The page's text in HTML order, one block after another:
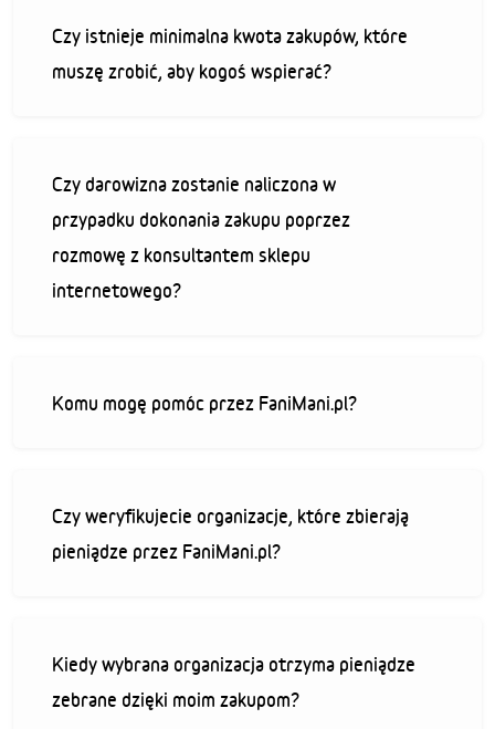
Czy istnieje minimalna kwota zakupów, które
muszę zrobić, aby kogoś wspierać?
Czy darowizna zostanie naliczona w
przypadku dokonania zakupu poprzez
rozmowę z konsultantem sklepu
internetowego?
Komu mogę pomóc przez FaniMani.pl?
Czy weryfikujecie organizacje, które zbierają
pieniądze przez FaniMani.pl?
Kiedy wybrana organizacja otrzyma pieniądze
zebrane dzięki moim zakupom?